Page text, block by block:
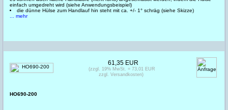
einfach umgedreht wird (siehe Anwendungsbeispiel)
die dünne Hülse zum Handlauf hin steht mit ca. +/- 1° schräg (siehe Skizze)
... mehr
HO690-200
61,35 EUR
(zzgl. 19% MwSt. = 73,01 EUR
zzgl. Versandkosten)